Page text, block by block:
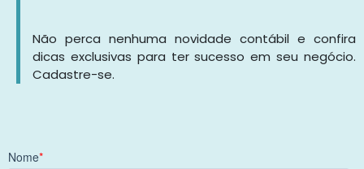
Não perca nenhuma novidade contábil e confira
dicas exclusivas para ter sucesso em seu negócio.
Cadastre-se.